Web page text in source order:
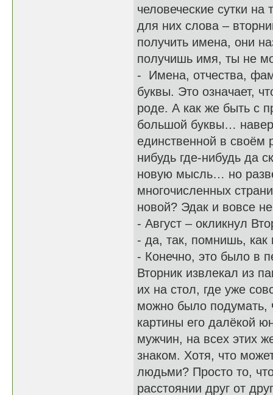
человеческие сутки
для них слова –
получить имена, они
получишь имя, ты не
- Имена, отчества,
буквы. Это означает,
роде. А как же быть с
большой буквы…
единственной в
нибудь где-нибудь да
новую мысль… но
многочисленных
новой? Эдак и вовсе
- Август – окликнул
- да, так, помнишь, как
- Конечно, это было в
Вторник извлекал из
их на стол, где уже
можно было подумать,
картины его далёкой
мужчин, на всех этих
знаком. Хотя, что
людьми? Просто то,
расстоянии друг от